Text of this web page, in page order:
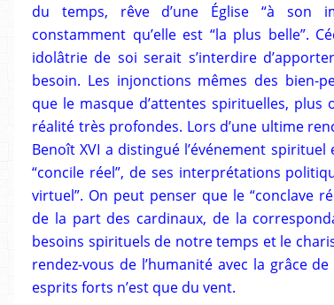
du temps, rêve d’une Église “à son
constamment qu’elle est “la plus belle”.
idolâtrie de soi serait s’interdire
besoin. Les injonctions mêmes des bien-
que le masque d’attentes spirituelles, plus
réalité très profondes. Lors d’une ultime
Benoît XVI a distingué l’événement
“concile réel”, de ses interprétations
virtuel”. On peut penser que le “conclave
de la part des cardinaux, de la
besoins spirituels de notre temps et le
rendez-vous de l’humanité avec la grâce
esprits forts n’est que du vent.